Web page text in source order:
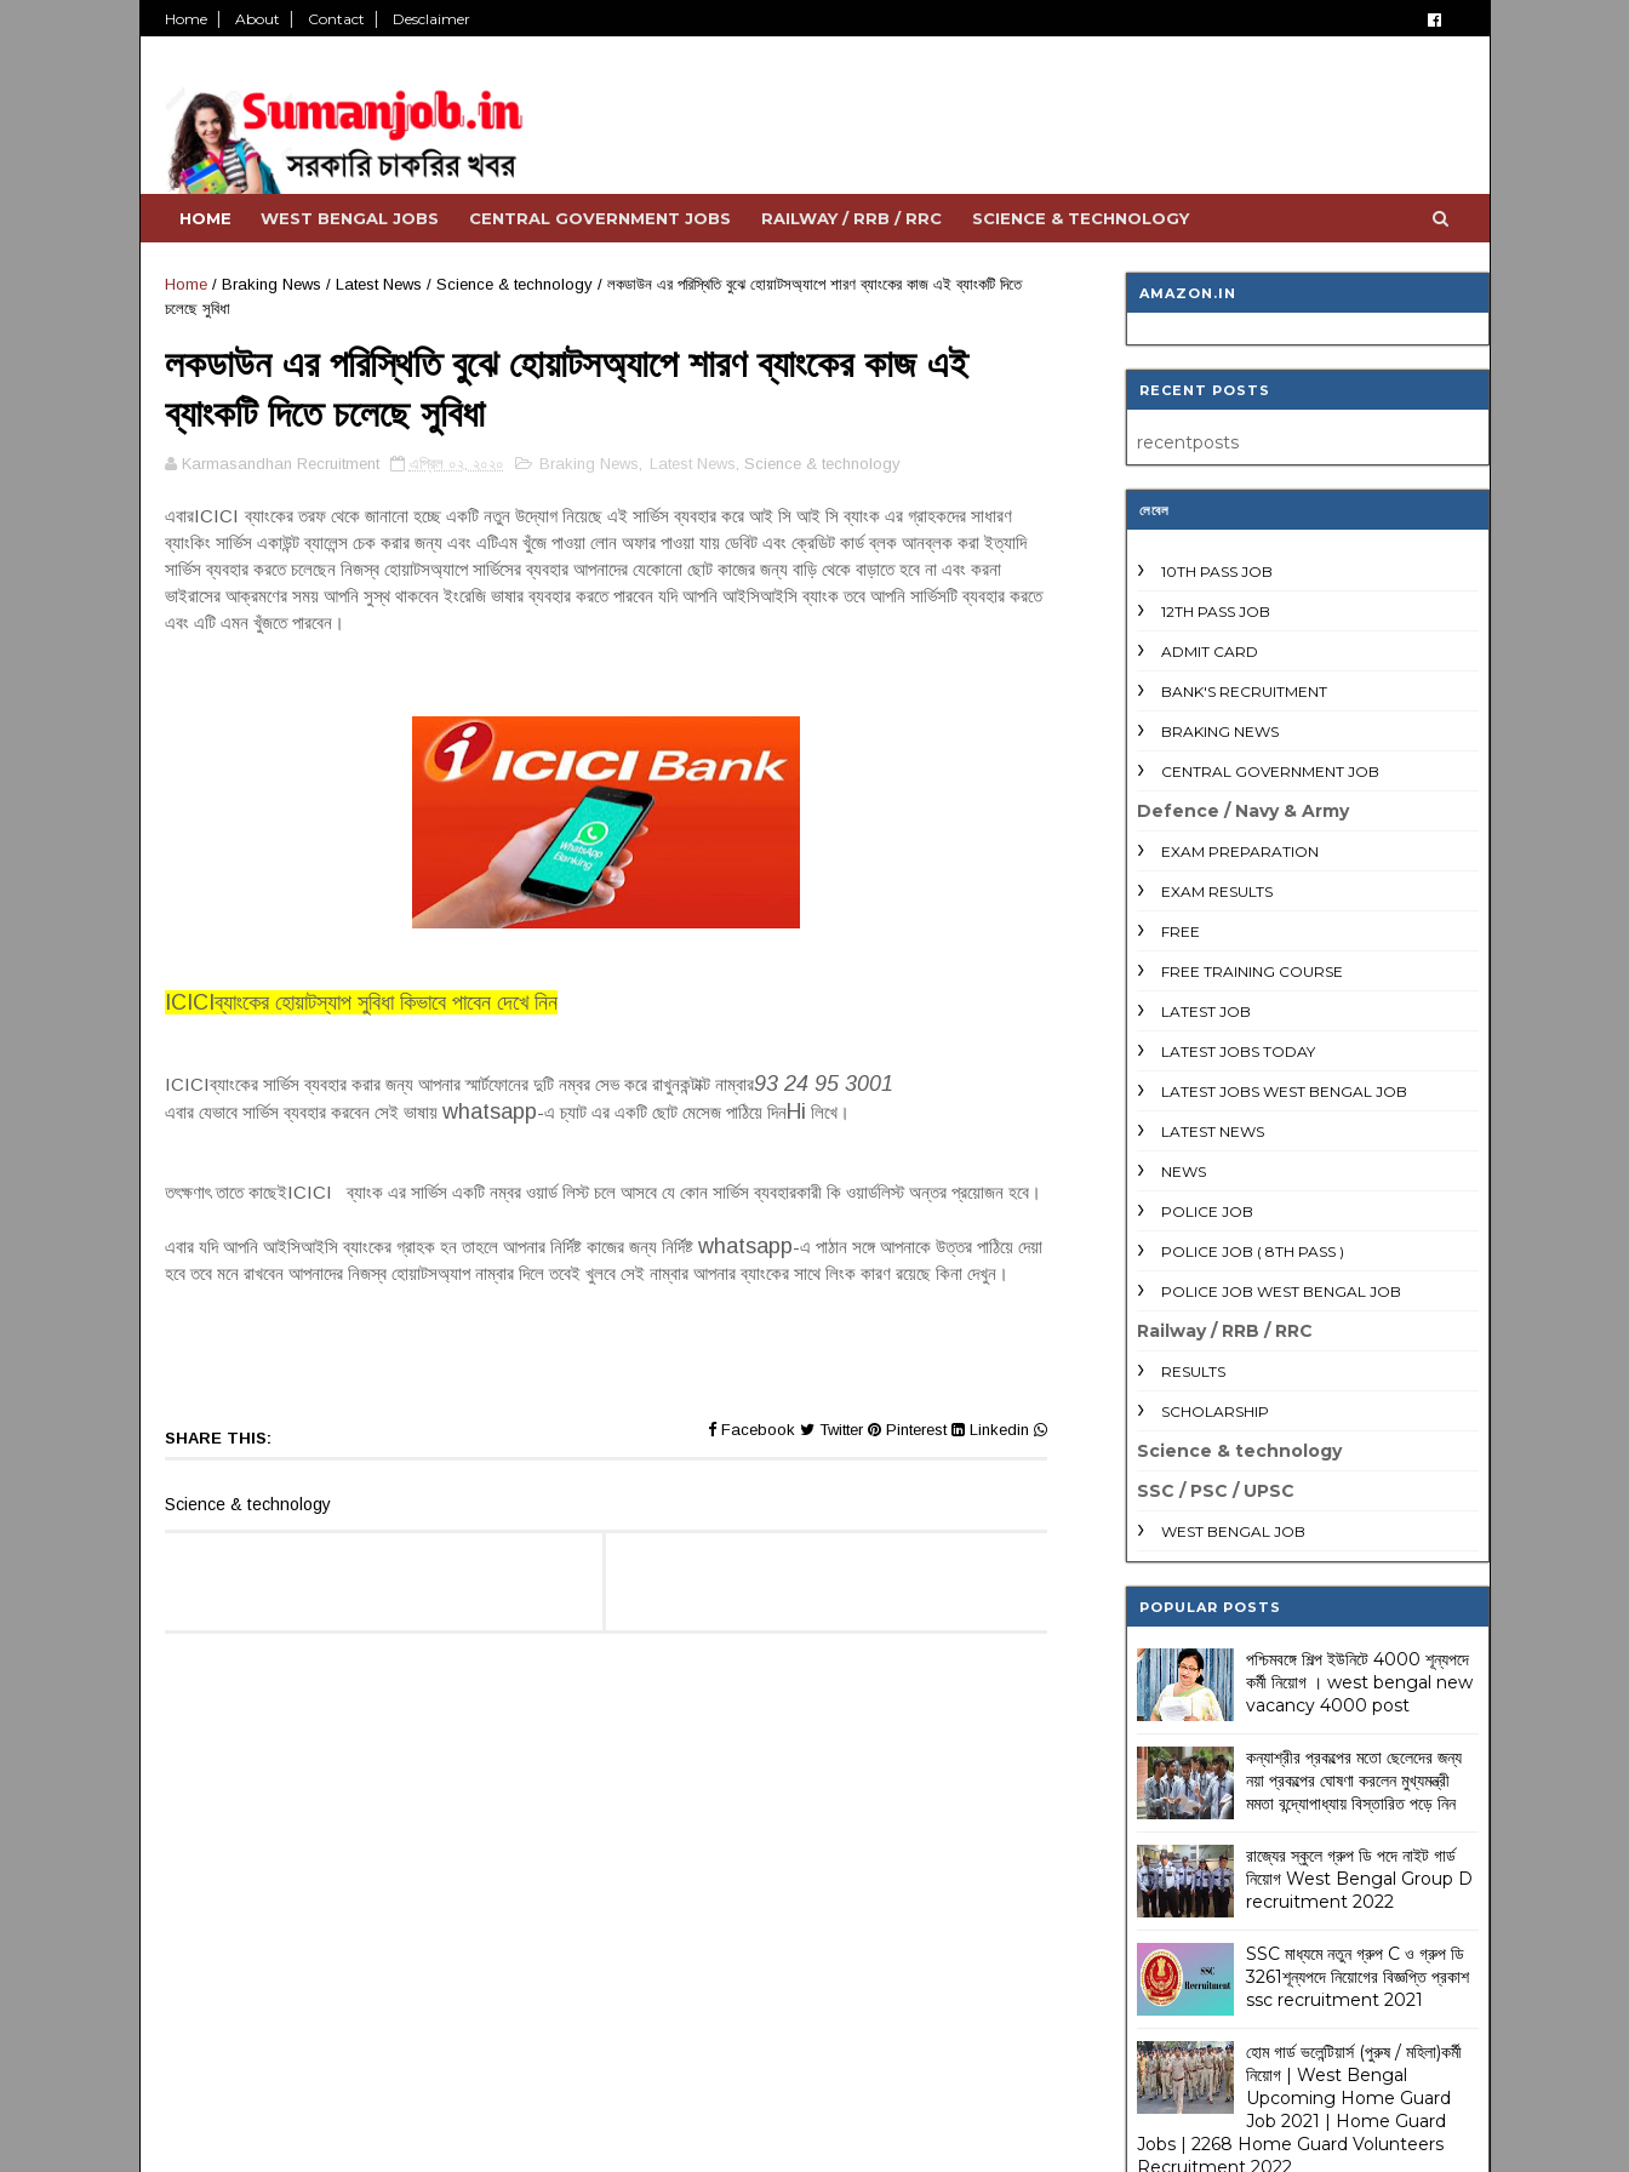
Home About Contact Desclaimer
HOME WEST BENGAL JOBS CENTRAL GOVERNMENT JOBS RAILWAY / RRB / RRC SCIENCE & TECHNOLOGY
Home/ Braking News / Latest News / Science & technology/ লকডাউন এর পরিস্থিতি বুঝে হোয়াটসঅ্যাপে শারণ ব্যাংকের কাজ এই ব্যাংকটি দিতে
চলেছে সুবিধা
লকডাউন এর পরিস্থিতি বুঝে হোয়াটসঅ্যাপে শারণ ব্যাংকের কাজ এই
ব্যাংকটি দিতে চলেছে সুবিধা
Karmasandhan Recruitment এপ্রিল ০২, ২০২০ Braking News, Latest News, Science & technology
এবারICICI ব্যাংকের তরফ থেকে জানানো হচ্ছে একটি নতুন উদ্যোগ নিয়েছে এই সার্ভিস ব্যবহার করে আই সি আই সি ব্যাংক এর গ্রাহকদের সাধারণ
ব্যাংকিং সার্ভিস একাউন্ট ব্যালেন্স চেক করার জন্য এবং এটিএম খুঁজে পাওয়া লোন অফার পাওয়া যায় ডেবিট এবং ক্রেডিট কার্ড ব্লক আনব্লক করা ইত্যাদি
সার্ভিস ব্যবহার করতে চলেছেন নিজস্ব হোয়াটসঅ্যাপে সার্ভিসের ব্যবহার আপনাদের যেকোনো ছোট কাজের জন্য বাড়ি থেকে বাড়াতে হবে না এবং করনা
ভাইরাসের আক্রমণের সময় আপনি সুস্থ থাকবেন ইংরেজি ভাষার ব্যবহার করতে পারবেন যদি আপনি আইসিআইসি ব্যাংক তবে আপনি সার্ভিসটি ব্যবহার করতে
এবং এটি এমন খুঁজতে পারবেন।
ICICIব্যাংকের হোয়াটস্যাপ সুবিধা কিভাবে পাবেন দেখে নিন
ICICIব্যাংকের সার্ভিস ব্যবহার করার জন্য আপনার স্মার্টফোনের দুটি নম্বর সেভ করে রাখুনকন্টাক্ট নাম্বার93 24 95 3001
এবার যেভাবে সার্ভিস ব্যবহার করবেন সেই ভাষায় whatsapp-এ চ্যাট এর একটি ছোট মেসেজ পাঠিয়ে দিনHi লিখে।
তৎক্ষণাৎ তাতে কাছেইICICI ব্যাংক এর সার্ভিস একটি নম্বর ওয়ার্ড লিস্ট চলে আসবে যে কোন সার্ভিস ব্যবহারকারী কি ওয়ার্ডলিস্ট অন্তর প্রয়োজন হবে।
এবার যদি আপনি আইসিআইসি ব্যাংকের গ্রাহক হন তাহলে আপনার নির্দিষ্ট কাজের জন্য নির্দিষ্ট whatsapp-এ পাঠান সঙ্গে আপনাকে উত্তর পাঠিয়ে দেয়া
হবে তবে মনে রাখবেন আপনাদের নিজস্ব হোয়াটসঅ্যাপ নাম্বার দিলে তবেই খুলবে সেই নাম্বার আপনার ব্যাংকের সাথে লিংক কারণ রয়েছে কিনা দেখুন।
SHARE THIS: Facebook Twitter Pinterest Linkedin
Science & technology
AMAZON.IN
RECENT POSTS
recentposts
লেবেল
10TH PASS JOB
12TH PASS JOB
ADMIT CARD
BANK'S RECRUITMENT
BRAKING NEWS
CENTRAL GOVERNMENT JOB
Defence / Navy & Army
EXAM PREPARATION
EXAM RESULTS
FREE
FREE TRAINING COURSE
LATEST JOB
LATEST JOBS TODAY
LATEST JOBS WEST BENGAL JOB
LATEST NEWS
NEWS
POLICE JOB
POLICE JOB ( 8TH PASS )
POLICE JOB WEST BENGAL JOB
Railway / RRB / RRC
RESULTS
SCHOLARSHIP
Science & technology
SSC / PSC / UPSC
WEST BENGAL JOB
POPULAR POSTS
পশ্চিমবঙ্গে শিল্প ইউনিটে 4000 শূন্যপদে
কর্মী নিয়োগ । west bengal new
vacancy 4000 post
কন্যাশ্রীর প্রকল্পের মতো ছেলেদের জন্য
নয়া প্রকল্পের ঘোষণা করলেন মুখ্যমন্ত্রী
মমতা বন্দ্যোপাধ্যায় বিস্তারিত পড়ে নিন
রাজ্যের স্কুলে গ্রুপ ডি পদে নাইট গার্ড
নিয়োগ West Bengal Group D
recruitment 2022
SSC মাধ্যমে নতুন গ্রুপ C ও গ্রুপ ডি
3261শূন্যপদে নিয়োগের বিজ্ঞপ্তি প্রকাশ
ssc recruitment 2021
হোম গার্ড ভলেন্টিয়ার্স (পুরুষ / মহিলা)কর্মী
নিয়োগ | West Bengal
Upcoming Home Guard
Job 2021 | Home Guard
Jobs | 2268 Home Guard Volunteers
Recruitment 2022